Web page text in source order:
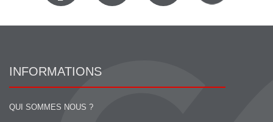
INFORMATIONS
QUI SOMMES NOUS ?